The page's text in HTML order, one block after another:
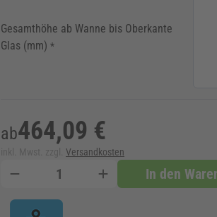
Gesamthöhe ab Wanne bis Oberkante
Glas (mm) *
ab464,09 €
Versandkosten
In den